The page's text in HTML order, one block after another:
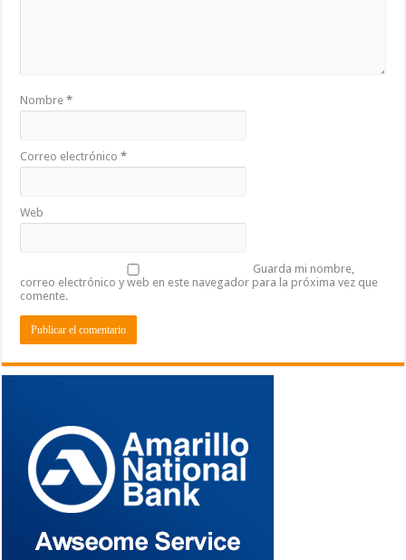
Nombre*
Correo electrónico*
Web
Guarda mi nombre,
correo electrónico y web en este navegador para la próxima vez que
comente.